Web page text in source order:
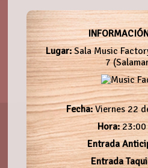
Lugar:Sala Music
7
Fecha:Viernes 22
Hora:23:00
Entrada
Entrada